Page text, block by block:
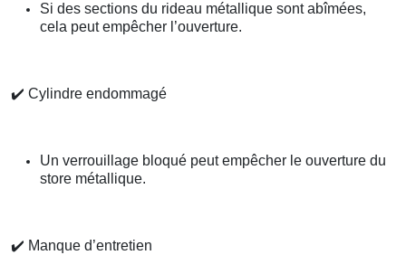
Si des sections du rideau métallique sont abîmées,
cela peut empêcher l’ouverture.
✔️ Cylindre endommagé
Un verrouillage bloqué peut empêcher le ouverture du
store métallique.
✔️ Manque d’entretien